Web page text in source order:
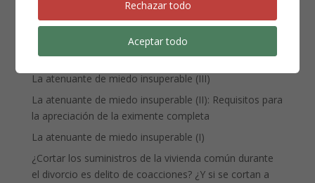
ENTRADAS RECIENTES
Denuncia, querella y atestado policial: por qué no es lo
mismo
La atenuante de miedo insuperable (III)
La atenuante de miedo insuperable (II): Requisitos para
la apreciación de la eximente completa
La atenuante de miedo insuperable (I)
¿Cortar los suministros de la vivienda común durante
el divorcio es delito de coacciones? ¿Y si se cortan a
Rechazar todo
Aceptar todo